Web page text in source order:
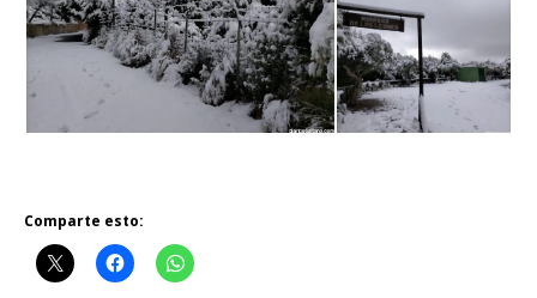
Comparte esto: